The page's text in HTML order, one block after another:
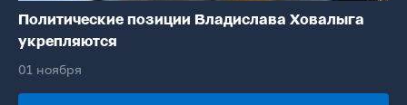
Политические позиции Владислава Ховалыга
укрепляются
01 ноября